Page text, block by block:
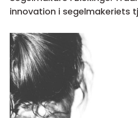
innovation i segelmakeriets